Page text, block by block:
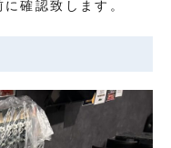
確認致します。